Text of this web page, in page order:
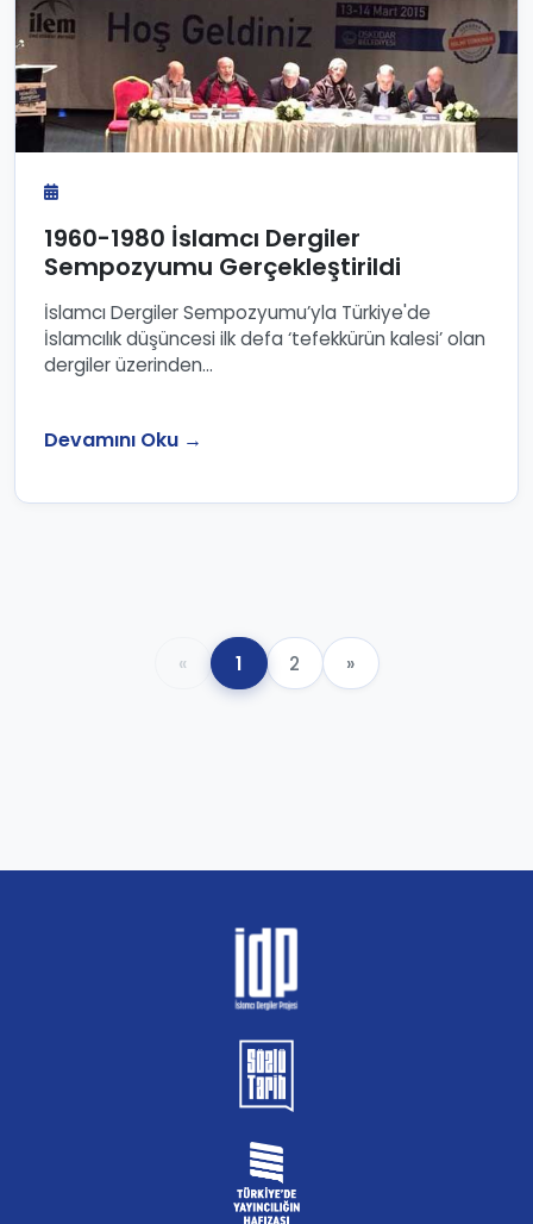
1960-1980 İslamcı Dergiler
Sempozyumu Gerçekleştirildi
İslamcı Dergiler Sempozyumu’yla Türkiye'de
İslamcılık düşüncesi ilk defa ‘tefekkürün kalesi’ olan
dergiler üzerinden...
Devamını Oku →
« 1 2 »